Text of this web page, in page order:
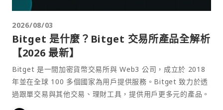
2026/08/03
Bitget 是什麼？Bitget 交易所產品全解析
【2026 最新】
Bitget 是一間加密貨幣交易所與 Web3 公司，成立於 2018
年並在全球 100 多個國家為用戶提供服務。Bitget 致力於透
過跟單交易與其他交易、理財工具，提供用戶更多元的產品。